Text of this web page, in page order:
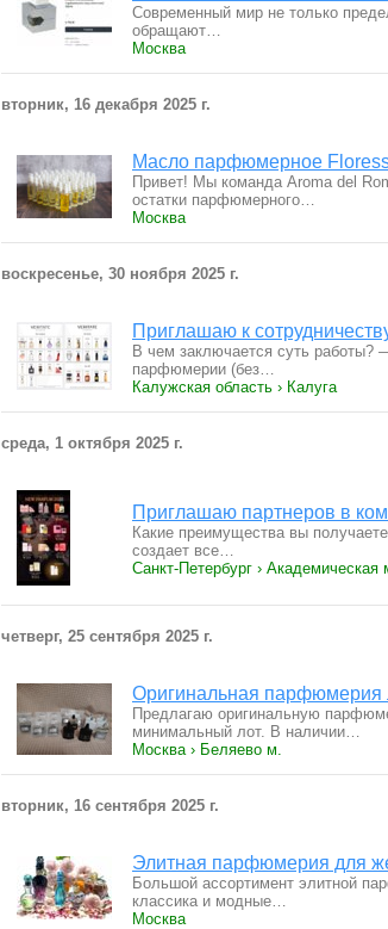
Современный мир не только
обращают…
Москва
вторник, 16 декабря 2025 г.
Масло парфюмерное
Привет! Мы команда Aroma del
остатки парфюмерного…
Москва
воскресенье, 30 ноября 2025 г.
Приглашаю к
В чем заключается суть работы?
парфюмерии (без…
Калужская область › Калуга
среда, 1 октября 2025 г.
Приглашаю партнеров в
Какие преимущества вы
создает все…
Санкт-Петербург › Академическая
четверг, 25 сентября 2025 г.
Оригинальная парфюмерия
Предлагаю оригинальную
минимальный лот. В наличии…
Москва › Беляево м.
вторник, 16 сентября 2025 г.
Элитная парфюмерия для
Большой ассортимент элитной
классика и модные…
Москва